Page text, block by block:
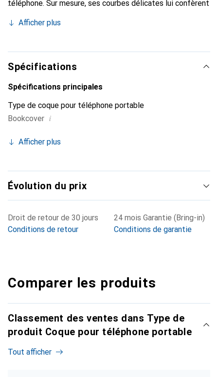
téléphone. Sur mesure, ses courbes délicates lui confèrent
et essentiel de votre smartphone. Reconnaître
marque Noreve est un choix sûr pour une clientèle
exigeante.
Afficher plus
Spécifications
Spécifications principales
Type de coque pour téléphone portable
Bookcover i
Afficher plus
Évolution du prix
Droit de retour de 30 jours
Conditions de retour
24 mois Garantie (Bring-in)
Conditions de garantie
Comparer les produits
Classement des ventes dans Type de
produit Coque pour téléphone portable
Tout afficher